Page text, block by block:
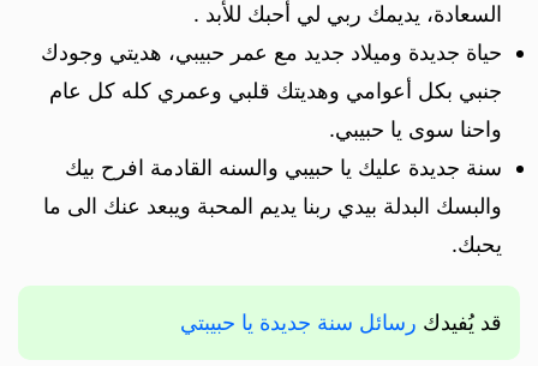
السعادة، يديمك ربي لي أحبك للأبد .
حياة جديدة وميلاد جديد مع عمر حبيبي، هديتي وجودك
جنبي بكل أعوامي وهديتك قلبي وعمري كله كل عام
واحنا سوى يا حبيبي.
سنة جديدة عليك يا حبيبي والسنه القادمة افرح بيك
والبسك البدلة بيدي ربنا يديم المحبة ويبعد عنك الى ما
يحبك.
قد يُفيدك رسائل سنة جديدة يا حبيبتي